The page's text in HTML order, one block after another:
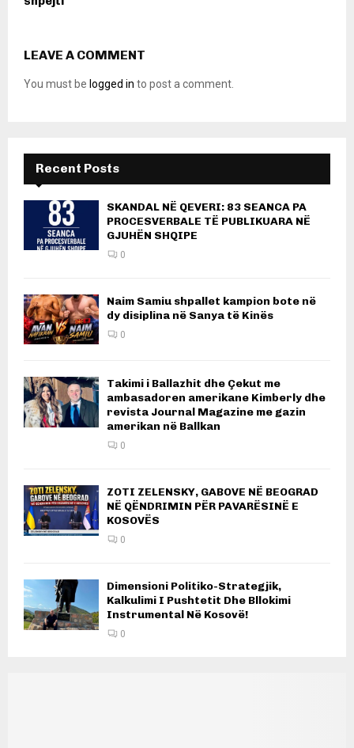
LEAVE A COMMENT
You must be logged in to post a comment.
Recent Posts
SKANDAL NË QEVERI: 83 SEANCA PA
PROCESVERBALE TË PUBLIKUARA NË
GJUHËN SHQIPE
0
Naim Samiu shpallet kampion bote në
dy disiplina në Sanya të Kinës
0
Takimi i Ballazhit dhe Çekut me
ambasadoren amerikane Kimberly dhe
revista Journal Magazine me gazin
amerikan në Ballkan
0
ZOTI ZELENSKY, GABOVE NË BEOGRAD
NË QËNDRIMIN PËR PAVARËSINË E
KOSOVËS
0
Dimensioni Politiko-Strategjik,
Kalkulimi I Pushtetit Dhe Bllokimi
Instrumental Në Kosovë!
0